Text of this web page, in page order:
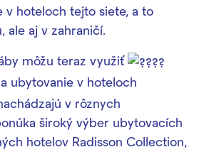
v hoteloch tejto siete, a to
ale aj v zahraničí.
môžu teraz využiť
ubytovanie v hoteloch
v rôznych
široký výber ubytovacích
hotelov Radisson Collection,